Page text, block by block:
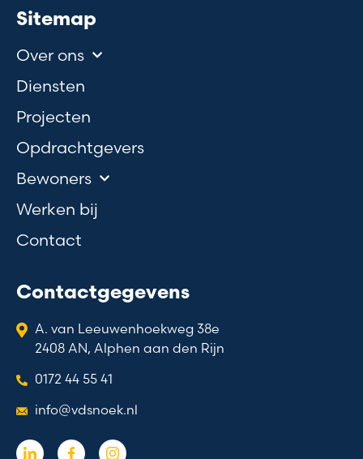
Sitemap
Over ons
Diensten
Projecten
Opdrachtgevers
Bewoners
Werken bij
Contact
Contactgegevens
A. van Leeuwenhoekweg 38e
2408 AN, Alphen aan den Rijn
0172 44 55 41
info@vdsnoek.nl